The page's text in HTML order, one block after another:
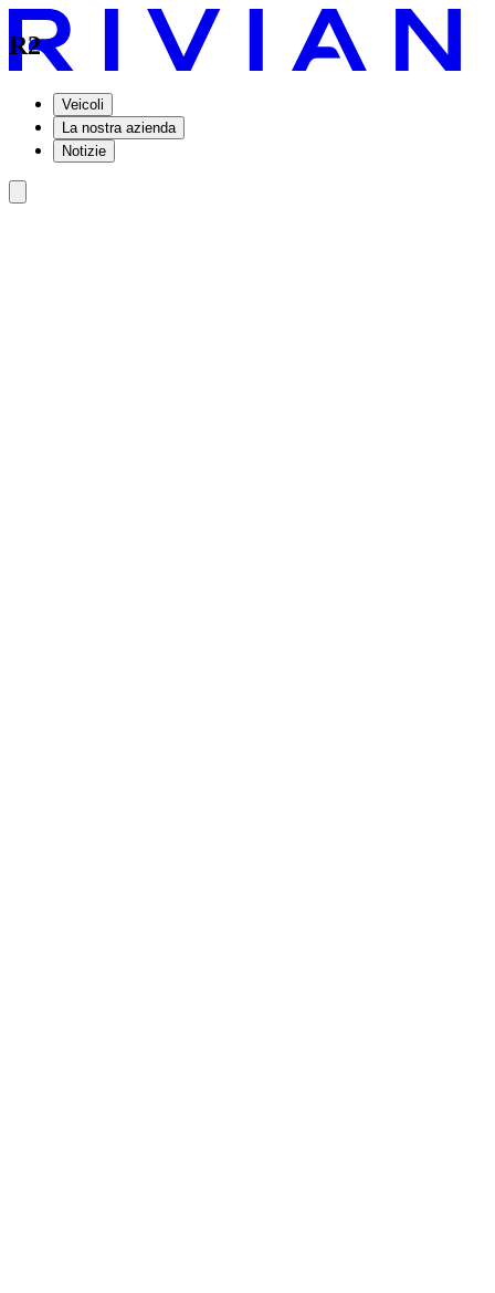
Veicoli
La nostra azienda
Notizie
R2